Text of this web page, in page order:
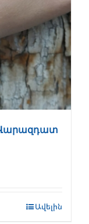
Վարազդատ
Ավելին